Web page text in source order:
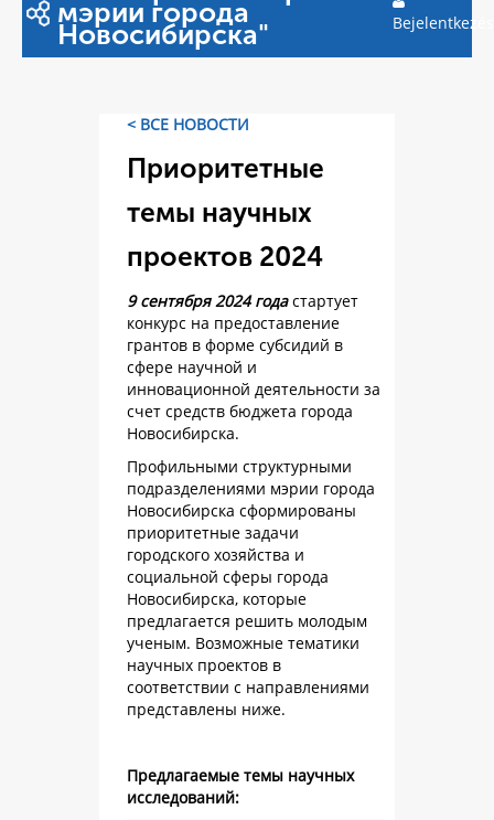
мэрии города
Новосибирска" Bejelentkezés
< ВСЕ НОВОСТИ
Приоритетные
темы научных
проектов 2024
9 сентября 2024 годастартует
конкурс на предоставление
грантов в форме субсидий в
сфере научной и
инновационной деятельности за
счет средств бюджета города
Новосибирска.
Профильными структурными
подразделениями мэрии города
Новосибирска сформированы
приоритетные задачи
городского хозяйства и
социальной сферы города
Новосибирска, которые
предлагается решить молодым
ученым. Возможные тематики
научных проектов в
соответствии с направлениями
представлены ниже.
Предлагаемые темы научных
исследований: